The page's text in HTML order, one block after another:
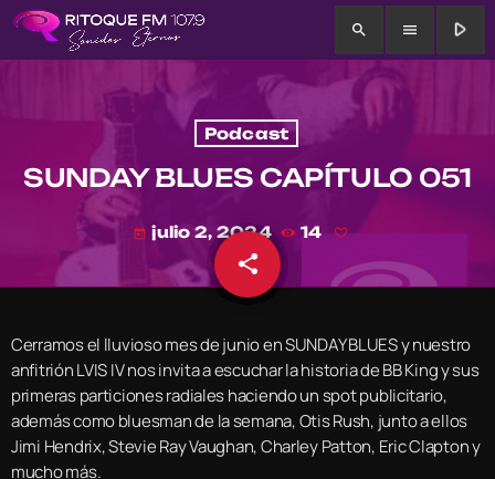
search menu play_arrow
Podcast
SUNDAY BLUES CAPÍTULO 051
today julio 2, 2024 14
share
email
Cerramos el lluvioso mes de junio en SUNDAY BLUES y nuestro
anfitrión LVIS IV nos invita a escuchar la historia de BB King y sus
primeras particiones radiales haciendo un spot publicitario,
además como bluesman de la semana, Otis Rush, junto a ellos
Jimi Hendrix, Stevie Ray Vaughan, Charley Patton, Eric Clapton y
mucho más.